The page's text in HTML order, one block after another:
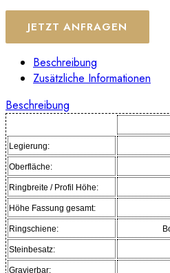
JETZT ANFRAGEN
Beschreibung
Zusätzliche Informationen
Beschreibung
Legierung:
Oberfläche:
Ringbreite / Profil Höhe:
Höhe Fassung gesamt:
Ringschiene:
Steinbesatz:
Gravierbar: